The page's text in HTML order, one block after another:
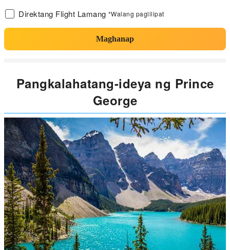
Direktang Flight Lamang *Walang paglilipat
Maghanap
Pangkalahatang-ideya ng Prince
George